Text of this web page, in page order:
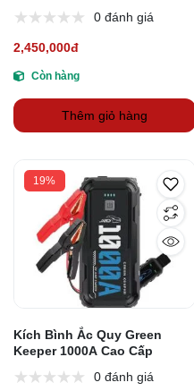
0 đánh giá
2,450,000đ
Còn hàng
Thêm giỏ hàng
19%
Kích Bình Ắc Quy Green
Keeper 1000A Cao Cấp
0 đánh giá